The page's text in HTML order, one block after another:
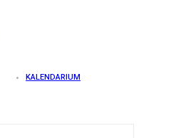
KALENDARIUM